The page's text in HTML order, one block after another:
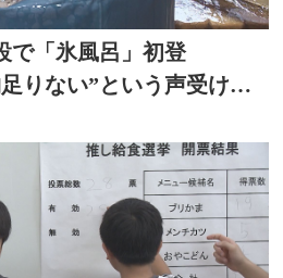
「氷風呂」初登
りない”という声受けレ
田市